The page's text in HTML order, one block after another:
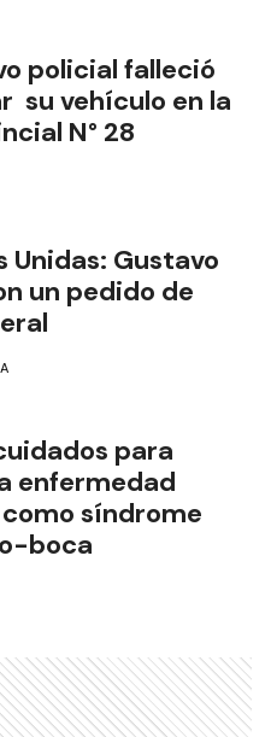
policial falleció
su vehículo en la
N° 28
Unidas: Gustavo
un pedido de
para
enfermedad
síndrome
boca